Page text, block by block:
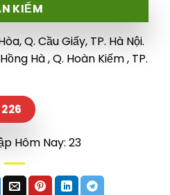
KIẾM
Q. Cầu Giấy, TP. Hà Nội.
Hà , Q. Hoàn Kiếm , TP.
Hôm Nay: 23